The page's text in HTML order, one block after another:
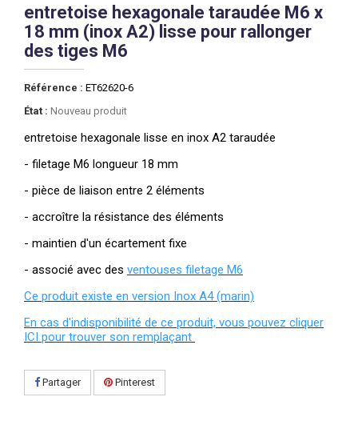
entretoise hexagonale taraudée M6 x
18 mm (inox A2) lisse pour rallonger
des tiges M6
Référence : ET62620-6
État : Nouveau produit
entretoise hexagonale lisse en inox A2 taraudée
- filetage M6 longueur 18 mm
- pièce de liaison entre 2 éléments
- accroître la résistance des éléments
- maintien d'un écartement fixe
- associé avec des ventouses filetage M6
Ce produit existe en version Inox A4 (marin)
En cas d'indisponibilité de ce produit, vous pouvez cliquer
ICI pour trouver son remplaçant
Partager Pinterest